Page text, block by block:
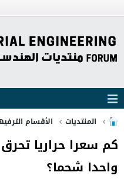
المنتديات الأقسام
كم سعرا حراريا
واحدا شحما؟